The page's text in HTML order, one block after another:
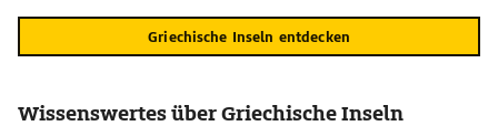
im positiven Sinne.
Sommer und Sonne pur: Badeurlaub in
Die Sommermonate von Juni bis September sind die ideale
Griechische Inseln entdecken
Wissenswertes über Griechische Inseln